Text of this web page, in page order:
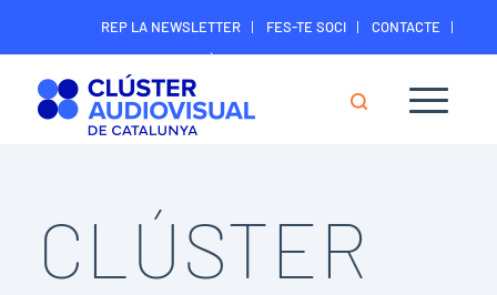
REP LA NEWSLETTER FES-TE SOCI
CONTACTE
ÀREA DIGITAL SOCIS
CLÚSTER